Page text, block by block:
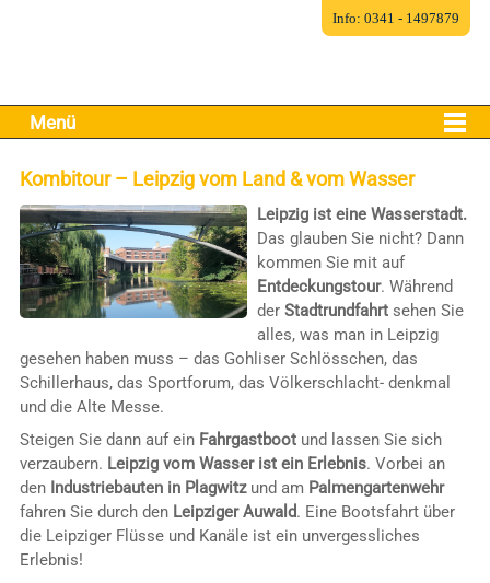
Menü
Kombitour – Leipzig vom Land & vom Wasser
Leipzig ist eine Wasserstadt.
Das glauben Sie nicht? Dann
kommen Sie mit auf
Entdeckungstour. Während
der Stadtrundfahrtsehen Sie
alles, was man in Leipzig
gesehen haben muss – das Gohliser Schlösschen, das
Schillerhaus, das Sportforum, das Völkerschlacht- denkmal
und die Alte Messe.
Steigen Sie dann auf ein Fahrgastbootund lassen Sie sich
verzaubern. Leipzig vom Wasser ist ein Erlebnis. Vorbei an
den Industriebauten in Plagwitzund am Palmengartenwehr
fahren Sie durch den Leipziger Auwald. Eine Bootsfahrt über
die Leipziger Flüsse und Kanäle ist ein unvergessliches
Erlebnis!
Info: 0341 - 1497879